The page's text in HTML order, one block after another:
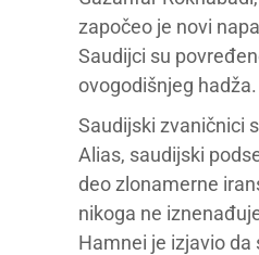
započeo je novi
Saudijci su
ovogodišnjeg hadža.
Saudijski zvaničnici
Alias, saudijski
deo zlonamerne
nikoga ne
Hamnei je izjavio da